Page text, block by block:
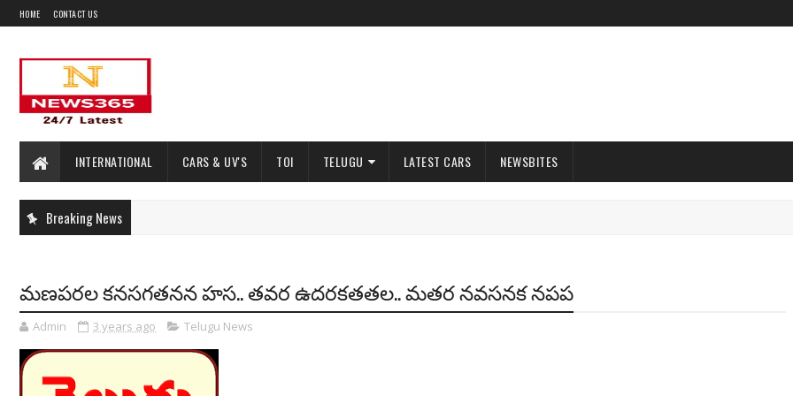
HOME CONTACT US
INTERNATIONAL CARS & UV'S TOI TELUGU LATEST CARS NEWSBITES
Breaking News
మణపరల కనసగతనన హస.. తవర ఉదరకతతల.. మతర నవసనక నపప
Admin 3 years ago Telugu News